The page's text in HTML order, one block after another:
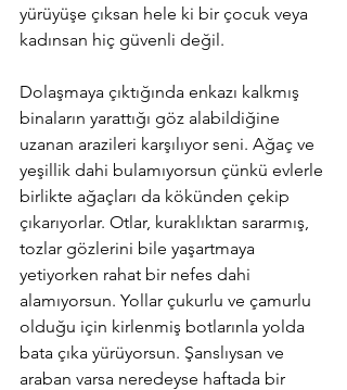
yürüyüşe çıksan hele ki bir çocuk veya
kadınsan hiç güvenli değil.
Dolaşmaya çıktığında enkazı kalkmış
binaların yarattığı göz alabildiğine
uzanan arazileri karşılıyor seni. Ağaç ve
yeşillik dahi bulamıyorsun çünkü evlerle
birlikte ağaçları da kökünden çekip
çıkarıyorlar. Otlar, kuraklıktan sararmış,
tozlar gözlerini bile yaşartmaya
yetiyorken rahat bir nefes dahi
alamıyorsun. Yollar çukurlu ve çamurlu
olduğu için kirlenmiş botlarınla yolda
bata çıka yürüyorsun. Şanslıysan ve
araban varsa neredeyse haftada bir